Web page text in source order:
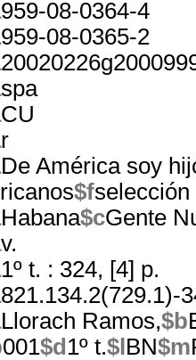
959-08-0364-4
959-08-0365-2
spa
CU
r
De América soy
$fselección
Habana$cGente
v.
1º t. : 324, [4] p.
821.134.2(729.1)-
Llorach Ramos,$b
001$d 1º t.$l BN$m